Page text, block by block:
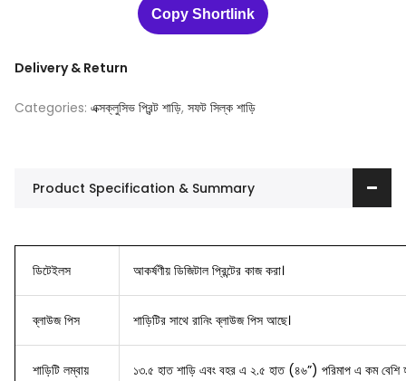
Copy Shortlink
Delivery & Return
Categories: এক্সক্লুসিভ প্রিন্ট শাড়ি, সফট সিল্ক শাড়ি
Product Specification & Summary
ডিটেইলস আকর্ষণীয় ডিজিটাল প্রিন্টের কাজ করা।
ব্লাউজ পিস শাড়িটির সাথে রানিং ব্লাউজ পিস আছে।
শাড়িটি লম্বায় ১৩.৫ হাত শাড়ি এবং বহর এ ২.৫ হাত (৪৬”) পরিমাপ এ কম বেশি